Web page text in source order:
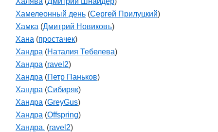
Хамелеонный день (Сергей Прилуцкий)
Хамка (Дмитрий Новиковъ)
Хана (простачек)
Хандра (Наталия Тебелева)
Хандра (ravel2)
Хандра (Петр Паньков)
Хандра (Cибиряк)
Хандра (GreyGus)
Хандра (Offspring)
Хандра. (ravel2)